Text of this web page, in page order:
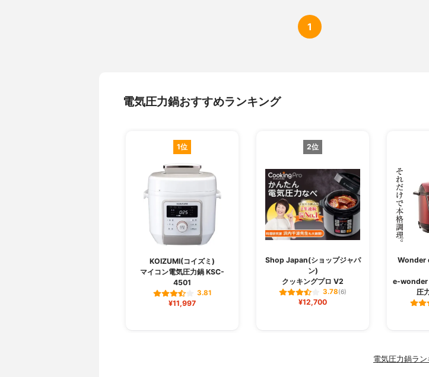
1
電気圧力鍋おすすめランキング
1位
KOIZUMI(コイズミ)
マイコン電気圧力鍋 KSC-
4501
3.81
¥11,997
2位
Shop Japan(ショップジャパ
ン)
クッキングプロ V2
3.78(6)
¥12,700
Wonder
e-wonder
圧
電気圧力鍋ラ